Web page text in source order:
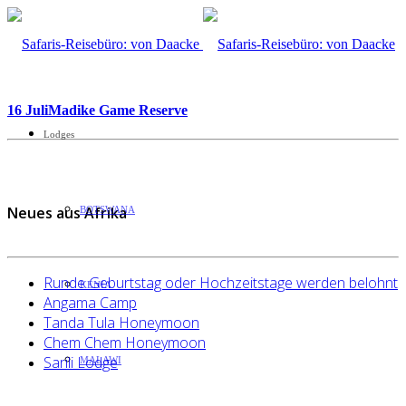
Lodges
BOTSWANA
KENIA
MALAWI
16 JuliMadike Game Reserve
Neues aus Afrika
Runde Geburtstag oder Hochzeitstage werden belohnt
Angama Camp
Tanda Tula Honeymoon
Chem Chem Honeymoon
Sarili Lodge